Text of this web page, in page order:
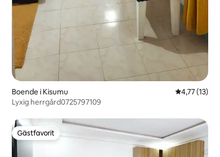
Boende i Kisumu 4,77 av 5 i
4,77 (13)
Lyxig herrgård0725797109
Gästfavorit
Gästfavorit